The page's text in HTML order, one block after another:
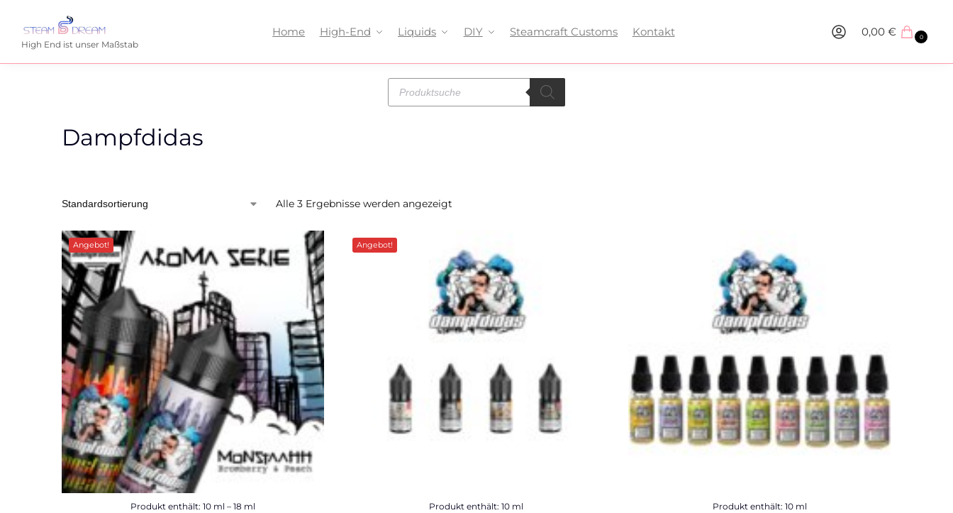
High End ist unser Maßstab
Home High-End Liquids DIY Steamcraft Customs Kontakt 0,00 € 0
Dampfdidas
Alle 3 Ergebnisse werden angezeigt
Angebot!
Produkt enthält: 10 ml – 18 ml
Angebot!
Produkt enthält: 10 ml Produkt enthält: 10 ml